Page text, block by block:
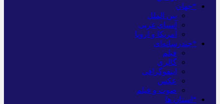
*جهان
بین الملل
آسیای غربی
آمریکا و اروپا
*چندرسانه‌ای
فیلم
گالری
اینفوگرافی
عکس
صوت و فیلم
*استان ها